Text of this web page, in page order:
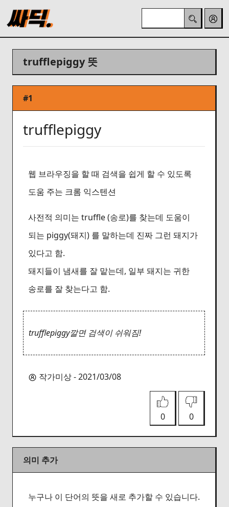
trufflepiggy 뜻
#1
trufflepiggy
웹 브라우징을 할 때 검색을 쉽게 할 수 있도록
도움 주는 크롬 익스텐션
사전적 의미는 truffle (송로)를 찾는데 도움이
되는 piggy(돼지) 를 말하는데 진짜 그런 돼지가
있다고 함.
돼지들이 냄새를 잘 맡는데, 일부 돼지는 귀한
송로를 잘 찾는다고 함.
trufflepiggy깔면 검색이 쉬워짐!
작가미상 - 2021/03/08
0 0
의미 추가
누구나 이 단어의 뜻을 새로 추가할 수 있습니다.